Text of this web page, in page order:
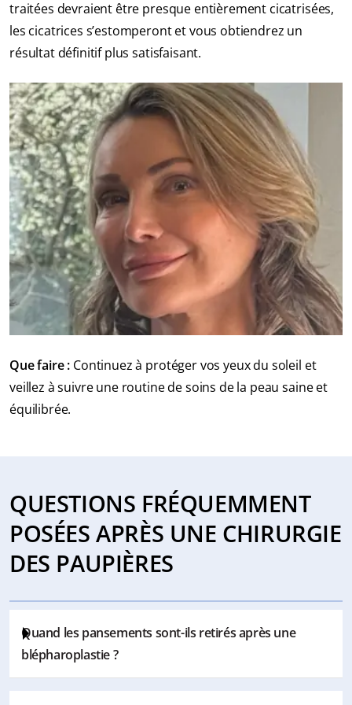
traitées devraient être presque entièrement cicatrisées,
les cicatrices s’estomperont et vous obtiendrez un
résultat définitif plus satisfaisant.
Que faire : Continuez à protéger vos yeux du soleil et
veillez à suivre une routine de soins de la peau saine et
équilibrée.
QUESTIONS FRÉQUEMMENT
POSÉES APRÈS UNE CHIRURGIE
DES PAUPIÈRES
Quand les pansements sont-ils retirés après une
blépharoplastie ?